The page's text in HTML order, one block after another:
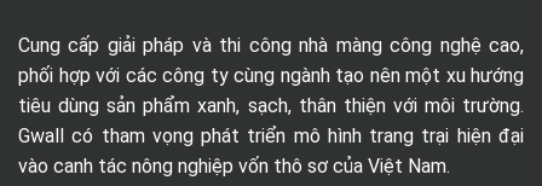
Cung cấp giải pháp và thi công nhà màng công nghệ cao,
phối hợp với các công ty cùng ngành tạo nên một xu hướng
tiêu dùng sản phẩm xanh, sạch, thân thiện với môi trường.
Gwall có tham vọng phát triển mô hình trang trại hiện đại
vào canh tác nông nghiệp vốn thô sơ của Việt Nam.